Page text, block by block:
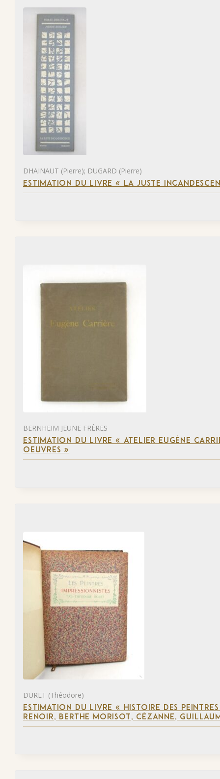
DHAINAUT (Pierre); DUGARD (Pierre)
ESTIMATION DU LIVRE « LA JUSTE
BERNHEIM JEUNE FRÈRES
ESTIMATION DU LIVRE « ATELIER EUGÈNE
OEUVRES »
DURET (Théodore)
ESTIMATION DU LIVRE « HISTOIRE DES
RENOIR, BERTHE MORISOT, CÉZANNE,